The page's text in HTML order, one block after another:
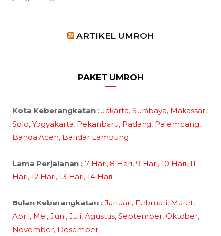
ARTIKEL UMROH
PAKET UMROH
Kota Keberangkatan : Jakarta, Surabaya, Makassar,
Solo, Yogyakarta, Pekanbaru, Padang, Palembang,
Banda Aceh, Bandar Lampung
Lama Perjalanan : 7 Hari, 8 Hari, 9 Hari, 10 Hari, 11
Hari, 12 Hari, 13 Hari, 14 Hari
Bulan Keberangkatan : Januari, Februari, Maret,
April, Mei, Juni, Juli, Agustus, September, Oktober,
November, Desember